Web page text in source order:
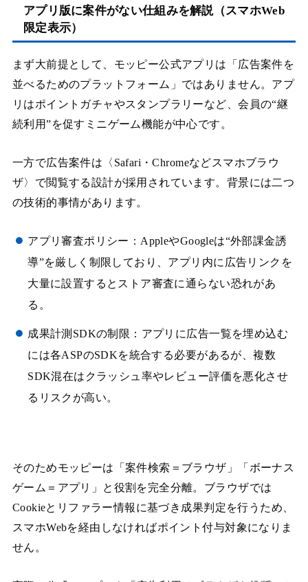
アプリ版に案件がない仕組みを解説（スマホWeb
限定表示）
まず大前提として、モッピー公式アプリは「広告案件を
並べるためのプラットフォーム」ではありません。アプ
リはポイントガチャやスタンプラリーなど、会員の“継
続利用”を促すミニゲーム機能が中心です。
一方で広告案件は〈Safari・Chromeなどスマホブラウ
ザ〉で閲覧する設計が採用されています。背景には二つ
の技術的事情があります。
アプリ審査ポリシー：AppleやGoogleは“外部課金誘
導”を厳しく制限しており、アプリ内に広告リンクを
大量に設置するとストア審査に通らない恐れがあ
る。
成果計測SDKの制限：アプリに広告一覧を埋め込む
には各ASPのSDKを統合する必要があるが、複数
SDK混在はクラッシュ率やレビュー評価を悪化させ
るリスクが高い。
そのためモッピーは「案件検索＝ブラウザ」「ボーナス
ゲーム＝アプリ」と役割を完全分離。ブラウザでは
Cookieとリファラー情報に基づき成果判定を行うため、
スマホWebを経由しなければポイント付与対象になりま
せん。